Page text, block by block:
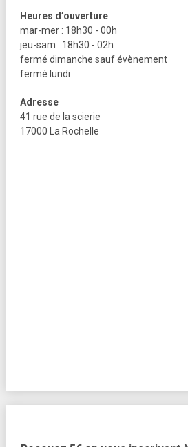
Heures d’ouverture
mar-mer : 18h30 - 00h
jeu-sam : 18h30 - 02h
fermé dimanche sauf évènement
fermé lundi
Adresse
41 rue de la scierie
17000 La Rochelle